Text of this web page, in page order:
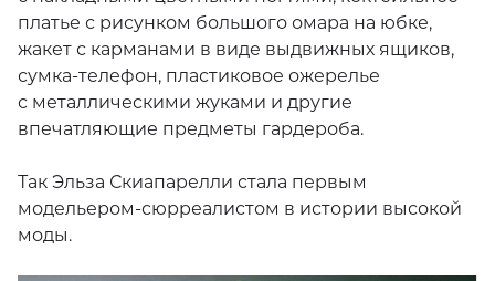
платье с рисунком большого омара на юбке,
жакет с карманами в виде выдвижных ящиков,
сумка-телефон, пластиковое ожерелье
с металлическими жуками и другие
впечатляющие предметы гардероба.
Так Эльза Скиапарелли стала первым
модельером-сюрреалистом в истории высокой
моды.